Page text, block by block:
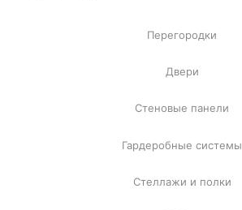
Перегородки
Двери
Стеновые панели
Гардеробные системы
Стеллажи и полки